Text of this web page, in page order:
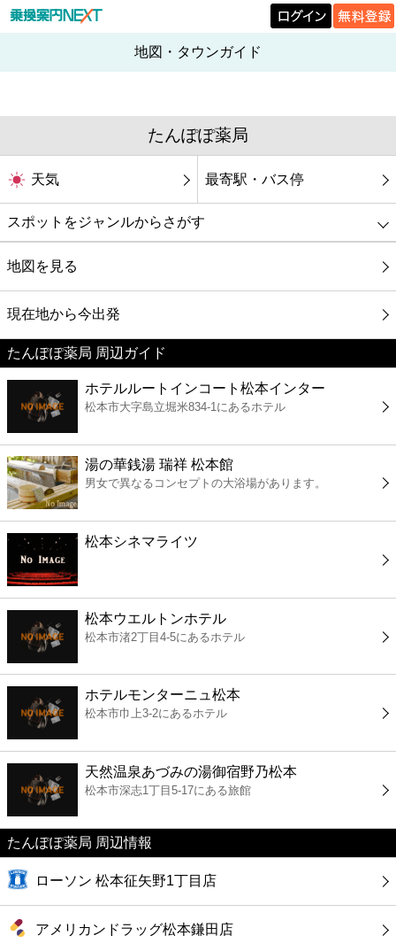
地図・タウンガイド
たんぽぽ薬局
天気 最寄駅・バス停
スポットをジャンルからさがす
グルメ
映画
美容
コンビニ
薬局
スーパー
エンタメ
レジャー
書店
ファミレス
ファーストフード
カフェ
ショッピング
銀行
公共
地図を見る
現在地から今出発
たんぽぽ薬局 周辺ガイド
ホテルルートインコート松本インター
松本市大字島立堀米834-1にあるホテル
湯の華銭湯 瑞祥 松本館
男女で異なるコンセプトの大浴場があります。
松本シネマライツ
松本ウエルトンホテル
松本市渚2丁目4-5にあるホテル
ホテルモンターニュ松本
松本市巾上3-2にあるホテル
天然温泉あづみの湯御宿野乃松本
松本市深志1丁目5-17にある旅館
たんぽぽ薬局 周辺情報
ローソン 松本征矢野1丁目店
アメリカンドラッグ松本鎌田店